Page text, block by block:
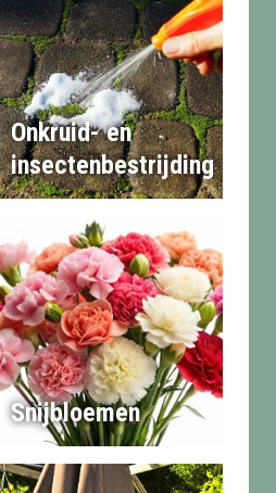
Onkruid- en
insectenbestrijding
Snijbloemen